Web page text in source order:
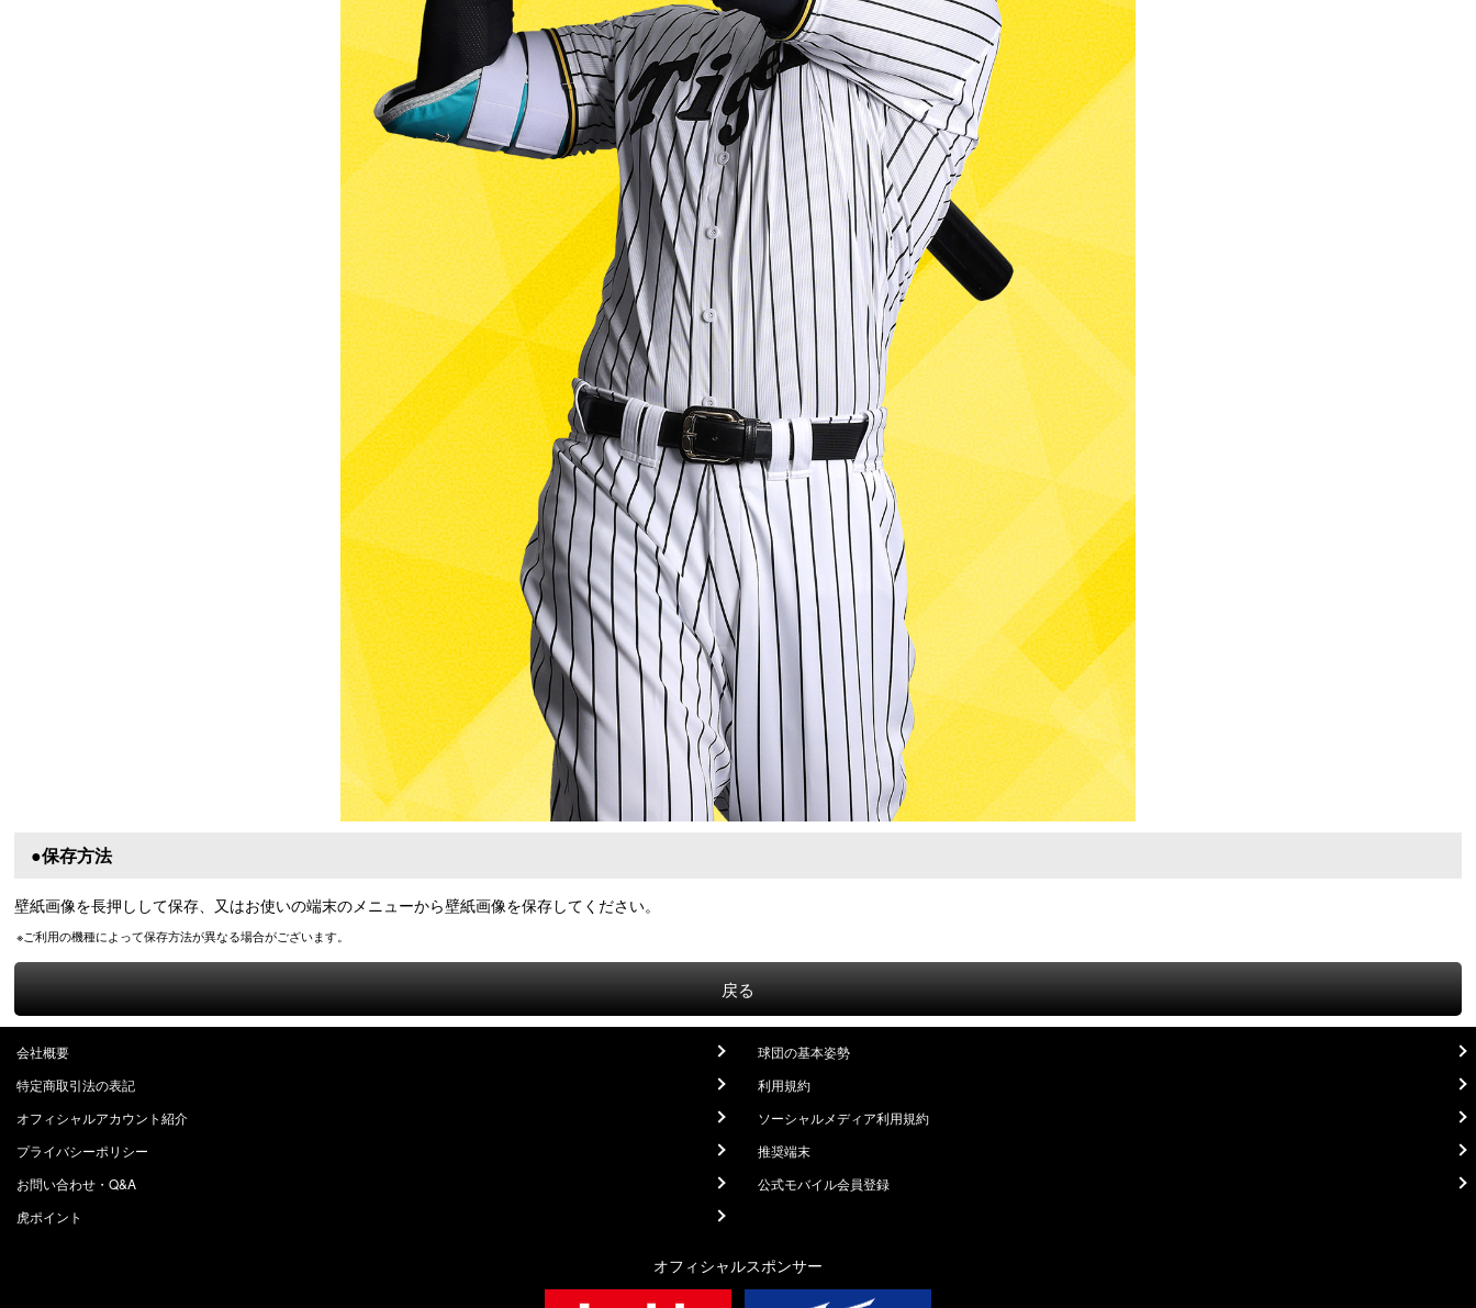
●保存方法
壁紙画像を長押しして保存、又はお使いの端末のメニューから壁紙画像を保存してください。
※ご利用の機種によって保存方法が異なる場合がございます。
戻る
会社概要
球団の基本姿勢
特定商取引法の表記
利用規約
オフィシャルアカウント紹介
ソーシャルメディア利用規約
プライバシーポリシー
推奨端末
お問い合わせ・Q&A
公式モバイル会員登録
虎ポイント
オフィシャルスポンサー